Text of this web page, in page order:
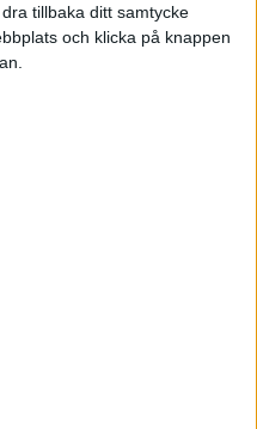
tillbaka ditt samtycke
och klicka på knappen